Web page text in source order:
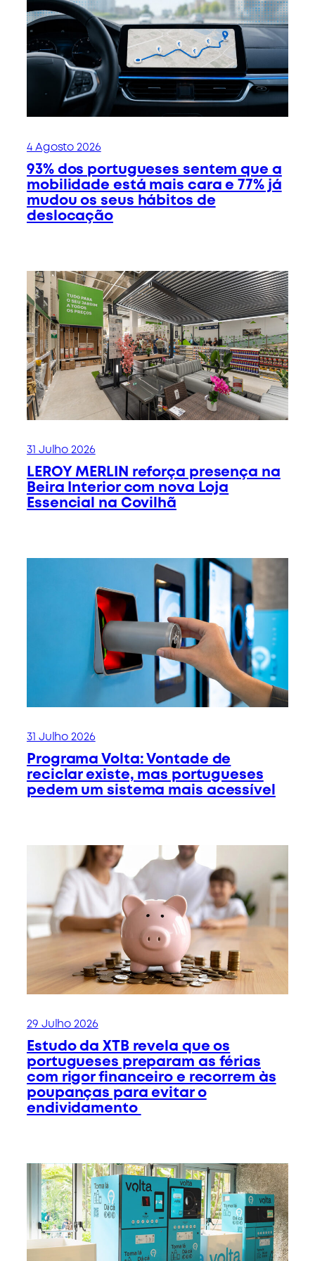
4 Agosto 2026
93% dos portugueses sentem que a
mobilidade está mais cara e 77% já
mudou os seus hábitos de
deslocação
31 Julho 2026
LEROY MERLIN reforça presença na
Beira Interior com nova Loja
Essencial na Covilhã
31 Julho 2026
Programa Volta: Vontade de
reciclar existe, mas portugueses
pedem um sistema mais acessível
29 Julho 2026
Estudo da XTB revela que os
portugueses preparam as férias
com rigor financeiro e recorrem às
poupanças para evitar o
endividamento